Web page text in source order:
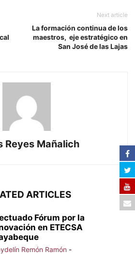
Next article
La formación continua de los
maestros, eje estratégico en
San José de las Lajas
Reyes Mañalich
ARTICLES
Fórum por la
en ETECSA
Remón Ramón -